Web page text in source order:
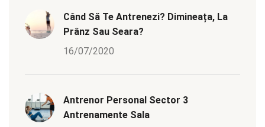
Când Să Te Antrenezi? Dimineața, La
Prânz Sau Seara?
16/07/2020
Antrenor Personal Sector 3
Antrenamente Sala